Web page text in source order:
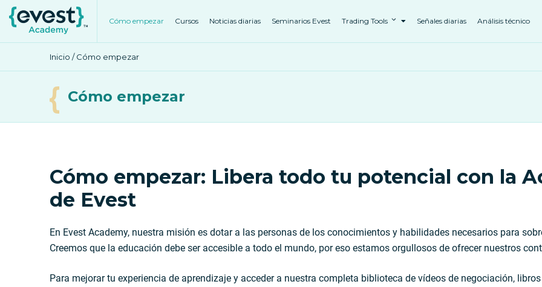
Cómo empezar Cursos Noticias diarias Seminarios Evest Trading Tools Señales diarias Análisis técnico
Inicio / Cómo empezar
Cómo empezar
Cómo empezar: Libera todo tu potencial con la
de Evest
En Evest Academy, nuestra misión es dotar a las personas de los conocimientos y habilidades necesarios para
Creemos que la educación debe ser accesible a todo el mundo, por eso estamos orgullosos de ofrecer nuestros
Para mejorar tu experiencia de aprendizaje y acceder a nuestra completa biblioteca de vídeos de negociación,